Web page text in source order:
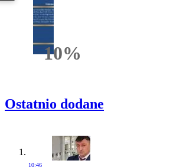
10%Rabatu
Ostatnio dodane
10:46